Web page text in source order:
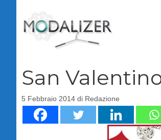
contenuto
San
5 Febbraio 2014 di Redazione